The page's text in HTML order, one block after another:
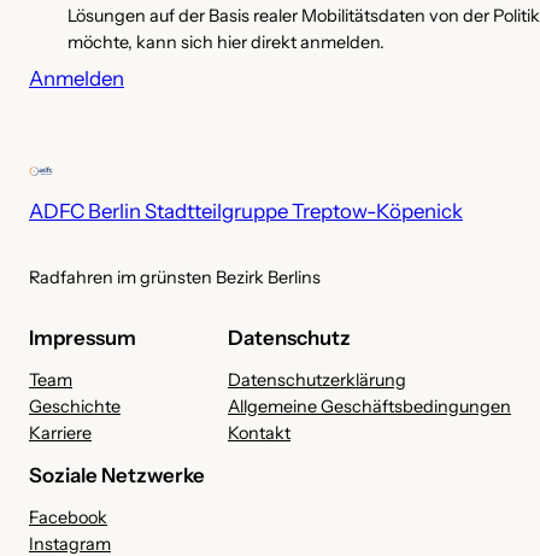
Lösungen auf der Basis realer Mobilitätsdaten von der
möchte, kann sich hier direkt anmelden.
i
Anmelden
ADFC Berlin Stadtteilgruppe Treptow-Köpenick
Radfahren im grünsten Bezirk Berlins
Impressum
Team
Geschichte
Karriere
Datenschutz
Datenschutzerklärung
Allgemeine Geschäftsbedingungen
Kontakt
Soziale Netzwerke
Facebook
Instagram